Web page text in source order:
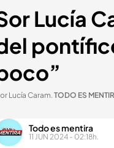
Lucía
Lucía Caram.TODO ES
Todo es mentira
11 JUN 2024 - 02:18h.